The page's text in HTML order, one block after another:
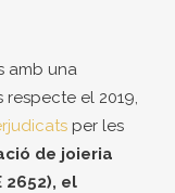
amb una
el 2019,
per les
de joieria
2652), el